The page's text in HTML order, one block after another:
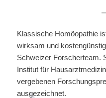
Klassische Homöopathie
wirksam und
Schweizer Forscherteam.
Institut für
vergebenen
ausgezeichnet.